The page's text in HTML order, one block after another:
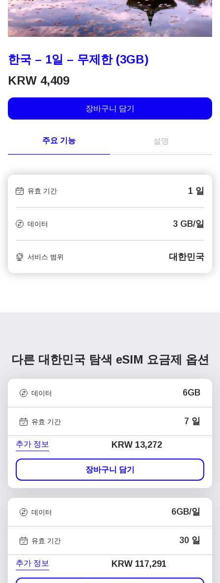
한국 – 1일 – 무제한 (3GB)
KRW 4,409
장바구니 담기
주요 기능 설명
유효 기간 1 일
데이터 3 GB/일
서비스 범위 대한민국
다른 대한민국 탐색 eSIM 요금제 옵션
데이터 6GB
유효 기간 7 일
추가 정보 KRW 13,272
장바구니 담기
데이터 6GB/일
유효 기간 30 일
추가 정보 KRW 117,291